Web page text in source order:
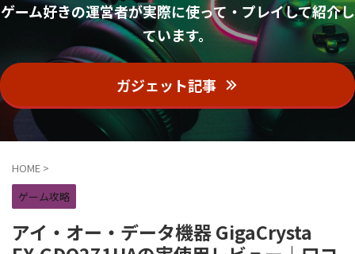
ゲーム好きの運営者が実際に使って・プレイして紹介し
ています。
ガジェット記事
HOME >
ゲーム攻略
アイ・オー・データ機器 GigaCrysta